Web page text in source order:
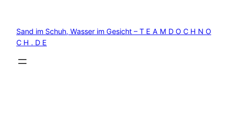
springen
Sand im Schuh, Wasser im Gesicht – T E A M D O C H N O
C H . D E